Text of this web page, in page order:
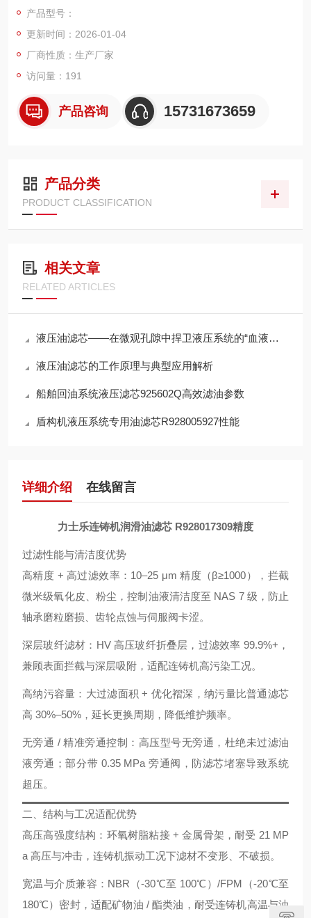
适用场景：连铸机辊系润滑、液压站供油 / 回油过滤、齿轮箱循
环润滑，适配高温（-30℃至 + 110℃）、振动、粉尘多的冶金工
况。
产品型号：
更新时间：2026-01-04
厂商性质：生产厂家
访问量：191
产品咨询 15731673659
产品分类
PRODUCT CLASSIFICATION
相关文章
RELATED ARTICLES
液压油滤芯——在微观孔隙中捍卫液压系统的“血液纯净”
液压油滤芯的工作原理与典型应用解析
船舶回油系统液压滤芯925602Q高效滤油参数
盾构机液压系统专用油滤芯R928005927性能
详细介绍 在线留言
力士乐连铸机润滑油滤芯 R928017309精度
过滤性能与清洁度优势
高精度 + 高过滤效率 ：10–25 μm 精度（β≥1000），拦截
微米级氧化皮、粉尘，控制油液清洁度至 NAS 7 级，防止
轴承磨粒磨损、齿轮点蚀与伺服阀卡涩。
深层玻纤滤材 ：HV 高压玻纤折叠层，过滤效率 99.9%+，
兼顾表面拦截与深层吸附，适配连铸机高污染工况。
高纳污容量 ：大过滤面积 + 优化褶深，纳污量比普通滤芯
高 30%–50%，延长更换周期，降低维护频率。
无旁通 / 精准旁通控制 ：高压型号无旁通，杜绝未过滤油
液旁通；部分带 0.35 MPa 旁通阀，防滤芯堵塞导致系统
超压。
二、结构与工况适配优势
高压高强度结构 ：环氧树脂粘接 + 金属骨架，耐受 21 MP
a 高压与冲击，连铸机振动工况下滤材不变形、不破损。
宽温与介质兼容 ：NBR（-30℃至 100℃）/FPM（-20℃至
180℃）密封，适配矿物油 / 酯类油，耐受连铸机高温与油